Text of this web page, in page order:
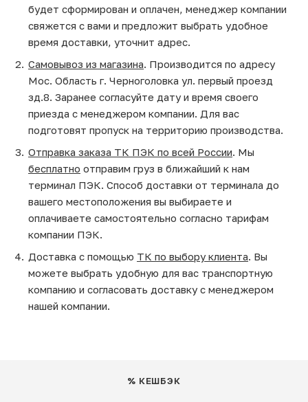
будет сформирован и оплачен, менеджер компании
свяжется с вами и предложит выбрать удобное
время доставки, уточнит адрес.
Самовывоз из магазина. Производится по адресу
Мос. Область г. Черноголовка ул. первый проезд
зд.8. Заранее согласуйте дату и время своего
приезда с менеджером компании. Для вас
подготовят пропуск на территорию производства.
Отправка заказа ТК ПЭК по всей России. Мы
бесплатно отправим груз в ближайший к нам
терминал ПЭК. Способ доставки от терминала до
вашего местоположения вы выбираете и
оплачиваете самостоятельно согласно тарифам
компании ПЭК.
Доставка с помощью ТК по выбору клиента. Вы
можете выбрать удобную для вас транспортную
компанию и согласовать доставку с менеджером
нашей компании.
% КЕШБЭК